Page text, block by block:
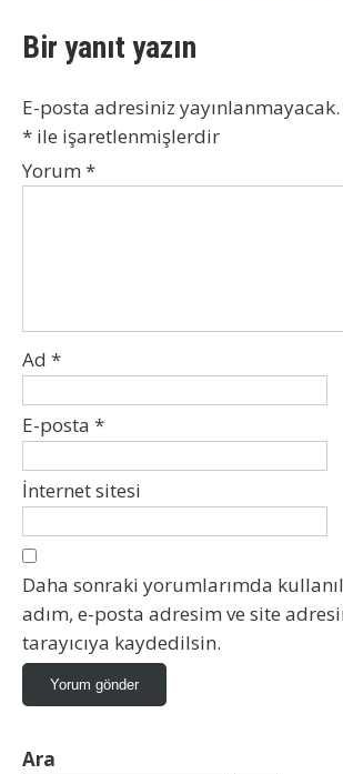
Bir yanıt yazın
E-posta adresiniz yayınlanmayacak.
* ile işaretlenmişlerdir
Yorum *
Ad *
E-posta *
İnternet sitesi
Daha sonraki yorumlarımda
adım, e-posta adresim ve site
tarayıcıya kaydedilsin.
Ara